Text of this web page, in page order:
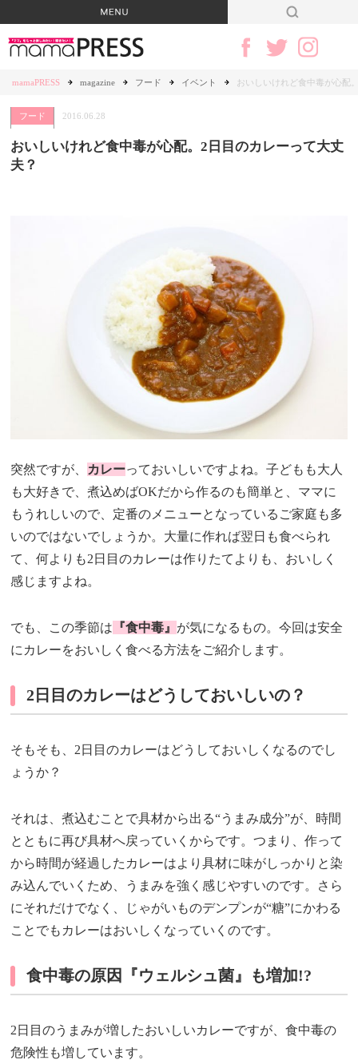
mamaPRESS magazine フード イベント おいしいけれど食中毒が心配
フード 2016.06.28
おいしいけれど食中毒が心配。2日目のカレーって大丈
夫？
突然ですが、 カレーっておいしいですよね。子どもも大人
も大好きで、煮込めばOKだから作るのも簡単と、ママに
もうれしいので、定番のメニューとなっているご家庭も多
いのではないでしょうか。大量に作れば翌日も食べられ
て、何よりも2日目のカレーは作りたてよりも、おいしく
感じますよね。
でも、この季節は 『食中毒』 が気になるもの。今回は安全
にカレーをおいしく食べる方法をご紹介します。
2日目のカレーはどうしておいしいの？
そもそも、2日目のカレーはどうしておいしくなるのでし
ょうか？
それは、煮込むことで具材から出る“うまみ成分”が、時間
とともに再び具材へ戻っていくからです。つまり、作って
から時間が経過したカレーはより具材に味がしっかりと染
み込んでいくため、うまみを強く感じやすいのです。さら
にそれだけでなく、じゃがいものデンプンが“糖”にかわる
ことでもカレーはおいしくなっていくのです。
食中毒の原因『ウェルシュ菌』も増加!?
2日目のうまみが増したおいしいカレーですが、食中毒の
危険性も増しています。